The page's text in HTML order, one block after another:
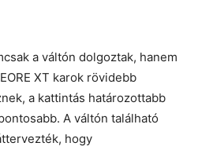
a váltón dolgoztak, hanem
XT karok rövidebb
a kattintás határozottabb
A váltón található
hogy